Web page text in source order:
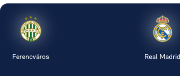
Ferencváros Real Madrid